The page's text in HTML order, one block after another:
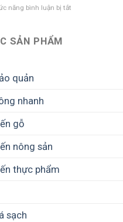
năng bình luận bị tắt
SẢN PHẨM
quản
nhanh
gỗ
nông sản
thực phẩm
sạch